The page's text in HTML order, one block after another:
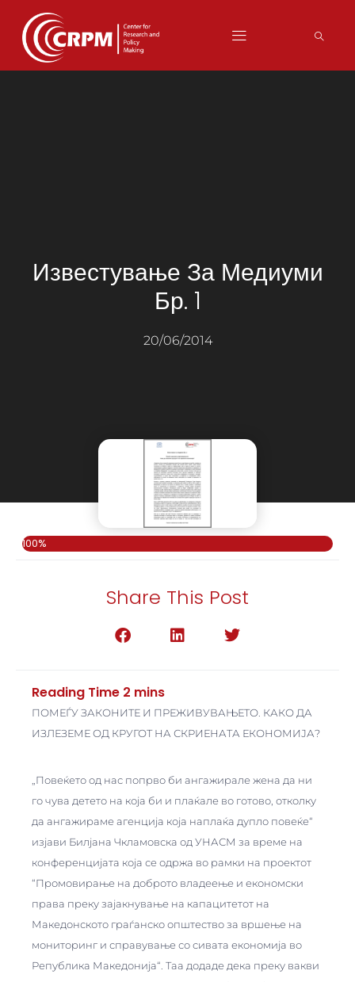
Известување За Медиуми
Бр. 1
20/06/2014
100%
Share This Post
ПОМЕЃУ ЗАКОНИТЕ И ПРЕЖИВУВАЊЕТО. КАКО ДА
ИЗЛЕЗЕМЕ ОД КРУГОТ НА СКРИЕНАТА ЕКОНОМИЈА?
„Повеќето од нас попрво би ангажирале жена да ни
го чува детето на која би и плаќале во готово, отколку
да ангажираме агенција која наплаќа дупло повеќе“
изјави Билјана Чкламовска од УНАСМ за време на
конференцијата која се одржа во рамки на проектот
“Промовирање на доброто владеење и економски
права преку зајакнување на капацитетот на
Македонското граѓанско општество за вршење на
мониторинг и справување со сивата економија во
Република Македонија“. Таа додаде дека преку вакви